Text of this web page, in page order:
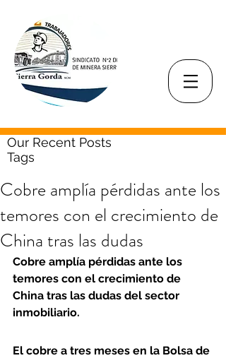
Our Recent Posts
Tags
Cobre amplía pérdidas ante los
temores con el crecimiento de
China tras las dudas
Cobre amplía pérdidas ante los
temores con el crecimiento de
China tras las dudas del sector
inmobiliario.
El cobre a tres meses en la Bolsa de